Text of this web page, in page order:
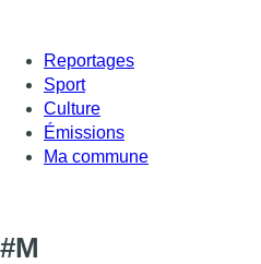
Reportages
Sport
Culture
Émissions
Ma commune
#M